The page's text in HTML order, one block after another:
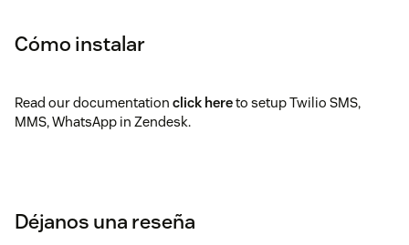
Cómo instalar
Read our documentation click hereto setup Twilio SMS,
MMS, WhatsApp in Zendesk.
Déjanos una reseña